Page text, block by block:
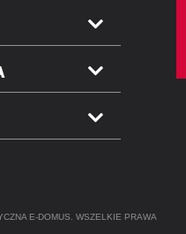
E-DOMUS. WSZELKIE PRAWA